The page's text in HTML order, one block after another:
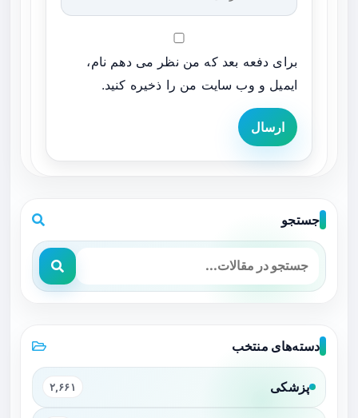
برای دفعه بعد که من نظر می دهم نام،
ایمیل و وب سایت من را ذخیره کنید.
ارسال
جستجو
دسته‌های منتخب
پزشکی ۲,۶۶۱